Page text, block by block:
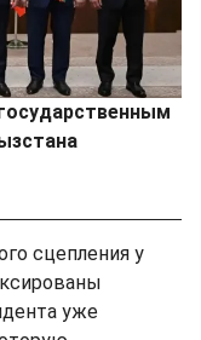
сцепления у
уже